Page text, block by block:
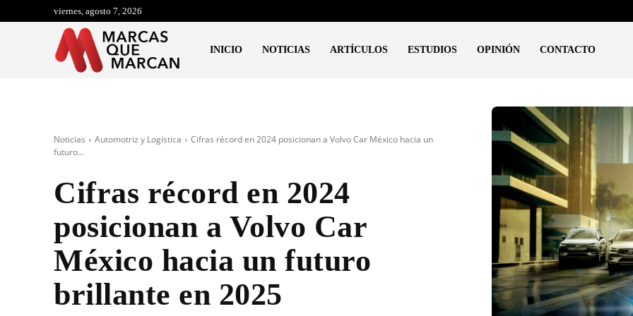
viernes, agosto 7, 2026
INICIO NOTICIAS ARTÍCULOS ESTUDIOS OPINIÓN CONTACTO
Noticias Automotriz y Logística
Cifras récord en 2024 posicionan a Volvo Car México hacia un
futuro...
Cifras récord en 2024
posicionan a Volvo Car
México hacia un futuro
brillante en 2025